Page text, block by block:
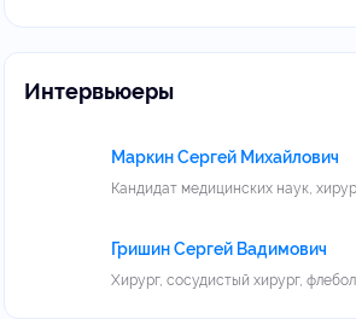
Интервьюеры
Маркин Сергей Михайлович
Кандидат медицинских наук,
Гришин Сергей Вадимович
Хирург, сосудистый хирург,